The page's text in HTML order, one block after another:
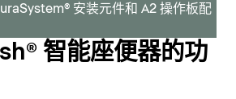
安装元件和 A2 操作板配
智能座便器的功